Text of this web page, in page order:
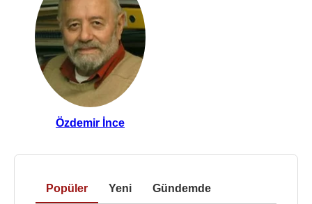
Özdemir İnce
Popüler Yeni Gündemde